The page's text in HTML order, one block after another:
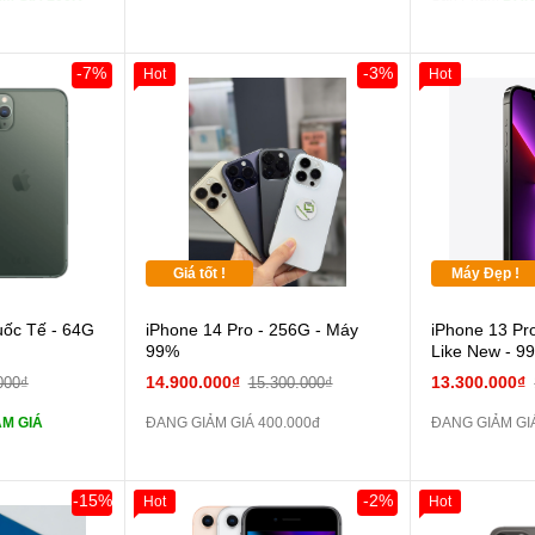
phòng và
các Phụ Kiện
Khách Hàng
lực 10D full
iPhone 6S
Tế - 64G
-7%
GIÁ
Giá tốt !
iPhone 14 Pro - 256G - Máy
99%
14.900.000₫ 15.300.000₫
-3%
ĐANG GIẢM GIÁ 400.000đ
Hot
Máy Đẹp !
iPhone 13
Like New -
13.300.000₫
ĐANG GIẢM
Hot
Khách Hàng
-15%
Giảm 100.000đ
Khách Hàng
-2%
Hot Hot